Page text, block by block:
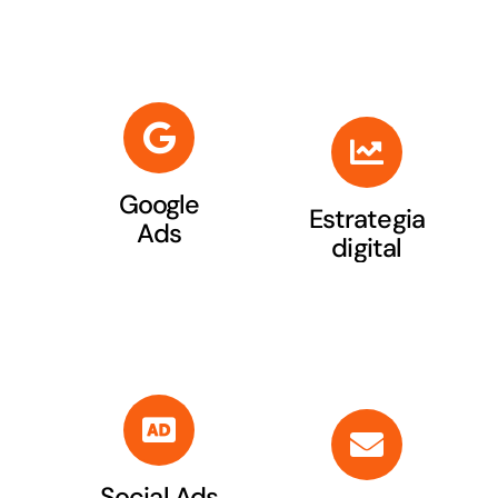
Google
Ads
Estrategia
digital